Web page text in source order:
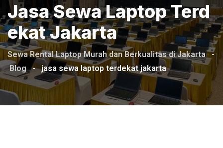
Jasa Sewa Laptop Terd
Ekat Jakarta
Sewa Rental Laptop Murah dan Berkualitas di Jakarta -
Blog - jasa sewa laptop terdekat jakarta